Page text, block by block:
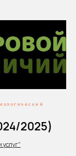
2025)
услуг"